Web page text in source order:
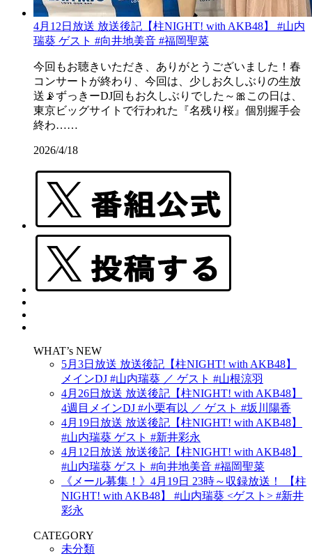
4月12日放送 放送後記【柱NIGHT! with AKB48】 #山内
瑞葵 ゲスト #向井地美音 #福岡聖菜
今回もお聴きいただき、ありがとうございました！春
コンサートが終わり、今回は、少しお久しぶりの生放
送📡ずっきーDJ回もお久しぶりでした～🎀この日は、
東京ビッグサイトで行われた『名残り桜』個別握手会
終わ……
2026/4/18
WHAT’s NEW
5月3日放送 放送後記【柱NIGHT! with AKB48】
メインDJ #山内瑞葵 ／ ゲスト #山根涼羽
4月26日放送 放送後記【柱NIGHT! with AKB48】
4週目メインDJ #小栗有以 ／ ゲスト #坂川陽香
4月19日放送 放送後記【柱NIGHT! with AKB48】
#山内瑞葵 ゲスト #新井彩永
4月12日放送 放送後記【柱NIGHT! with AKB48】
#山内瑞葵 ゲスト #向井地美音 #福岡聖菜
《メール募集！》4月19日 23時～収録放送！ 【柱
NIGHT! with AKB48】 #山内瑞葵 <ゲスト> #新井
彩永
CATEGORY
未分類